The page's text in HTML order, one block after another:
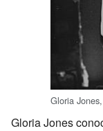
Gloria
Gloria Jones